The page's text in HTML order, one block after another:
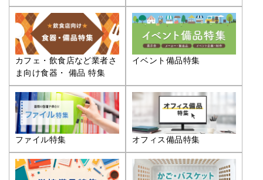
カフェ・飲食店など業者さ
ま向け食器・ 備品 特集
イベント備品特集
ファイル特集 オフィス備品特集